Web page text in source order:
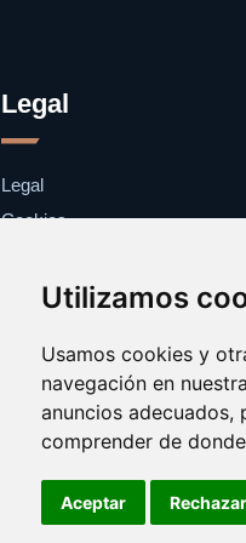
Utilizamos
Usamos cookies y
navegación en
anuncios adecuados,
comprender de
Aceptar Rechazar
Legal
Legal
Cookies